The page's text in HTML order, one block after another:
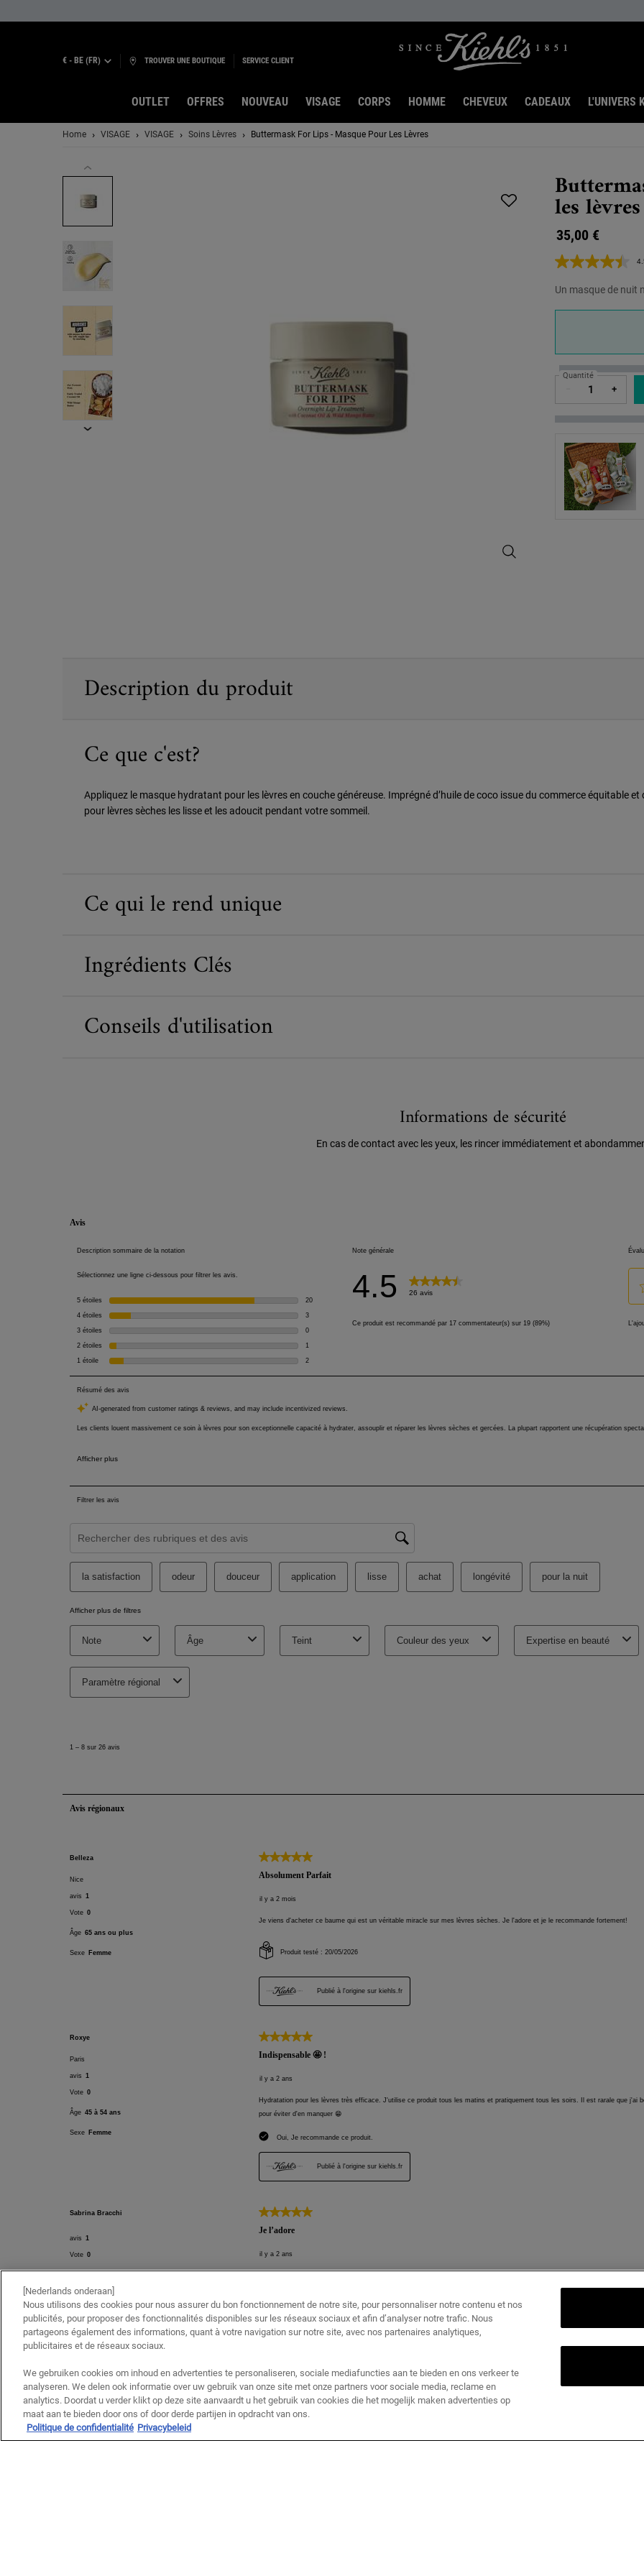
€ - BE (FR) TROUVER UNE BOUTIQUE SERVICE CLIENT
OUTLET OFFRES NOUVEAU VISAGE CORPS HOMME CHEVEUX CADEAUX L'UNIVERS
Contenu principalHome VISAGE VISAGE Soins Lèvres Buttermask For Lips - Masque Pour Les Lèvres
les lèvres
35,00 €
Buttermask For Lips - Masque
Un masque de nuit
Quantité
+
Description du produit
Ce que c'est?
Appliquez le masque hydratant pour les lèvres en couche généreuse. Imprégné d’huile de coco issue du commerce équitable
pour lèvres sèches les lisse et les adoucit pendant votre sommeil.
Ce qui le rend unique
Ingrédients Clés
Conseils d'utilisation
Informations de sécurité
En cas de contact avec les yeux, les rincer immédiatement et
[Nederlands onderaan]
Nous utilisons des cookies pour nous assurer du bon fonctionnement de notre site, pour personnaliser notre contenu et nos
publicités, pour proposer des fonctionnalités disponibles sur les réseaux sociaux et afin d’analyser notre trafic. Nous
partageons également des informations, quant à votre navigation sur notre site, avec nos partenaires analytiques,
publicitaires et de réseaux sociaux.
We gebruiken cookies om inhoud en advertenties te personaliseren, sociale mediafuncties aan te bieden en ons verkeer te
analyseren. We delen ook informatie over uw gebruik van onze site met onze partners voor sociale media, reclame en
analytics. Doordat u verder klikt op deze site aanvaardt u het gebruik van cookies die het mogelijk maken advertenties op
maat aan te bieden door ons of door derde partijen in opdracht van ons.
Politique de confidentialité Privacybeleid